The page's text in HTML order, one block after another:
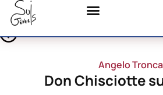
Angelo Tronca
Don Chisciotte